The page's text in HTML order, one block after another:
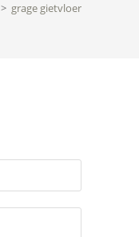
> grage gietvloer